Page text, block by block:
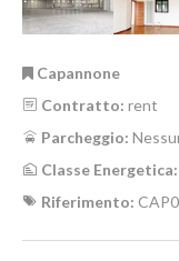
Capannone
Contratto: rent
Parcheggio:
Classe Energetica:
Riferimento: